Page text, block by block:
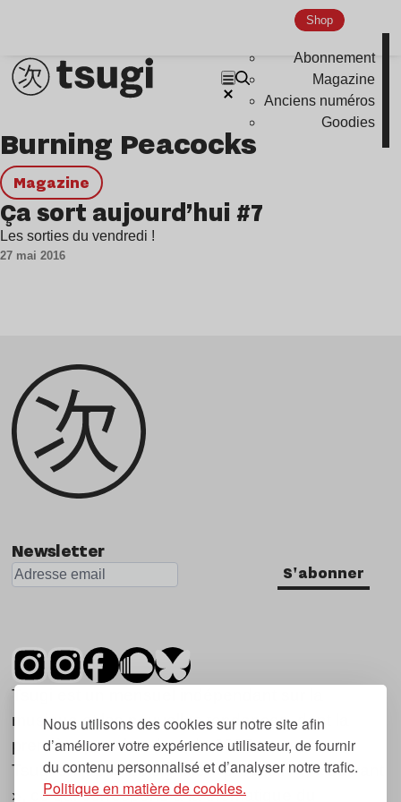
Nous utilisons des cookies sur notre site afin
d’améliorer votre expérience utilisateur, de fournir
du contenu personnalisé et d’analyser notre trafic.
Politique en matière de cookies.
Shop
Abonnement
Magazine
Anciens numéros
Goodies
House
Bass Music
Pop
Ambient
Disco
Hardcore
Burning Peacocks
magazine
Ça sort aujourd’hui #7
Les sorties du vendredi !
27 mai 2016
Newsletter
S'abonner
Tsugi est un mensuel indépendant sur la
musique et les nouvelles tendances, dont la
première parution date de 2007.
Tsugi en japonais signifie « prochain », « suivant
», ce qui correspond à la thématique du